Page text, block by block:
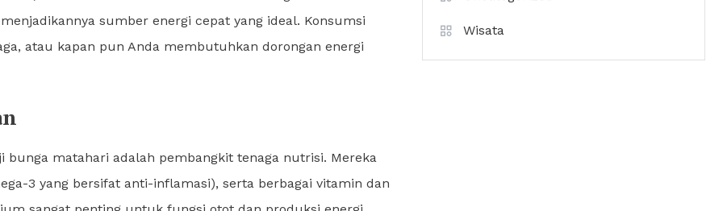
sumber energi cepat yang ideal. Konsumsi
atau kapan pun Anda membutuhkan dorongan energi
matahari adalah pembangkit tenaga nutrisi. Mereka
3 yang bersifat anti-inflamasi), serta berbagai vitamin dan
Wisata